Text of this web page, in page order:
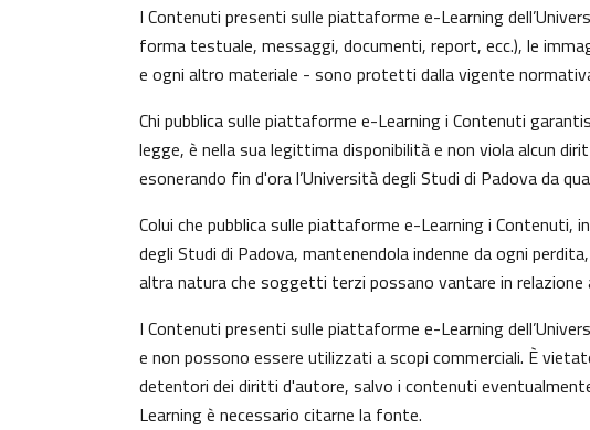
I Contenuti presenti sulle piattaforme e-Learning
forma testuale, messaggi, documenti, report, ecc.), le
e ogni altro materiale - sono protetti dalla vigente
Chi pubblica sulle piattaforme e-Learning i Contenuti
legge, è nella sua legittima disponibilità e non viola alcun
esonerando fin d'ora l’Università degli Studi di Padova da
Colui che pubblica sulle piattaforme e-Learning i Contenuti,
degli Studi di Padova, mantenendola indenne da ogni
altra natura che soggetti terzi possano vantare in
I Contenuti presenti sulle piattaforme e-Learning
e non possono essere utilizzati a scopi commerciali. È
detentori dei diritti d'autore, salvo i contenuti
Learning è necessario citarne la fonte.